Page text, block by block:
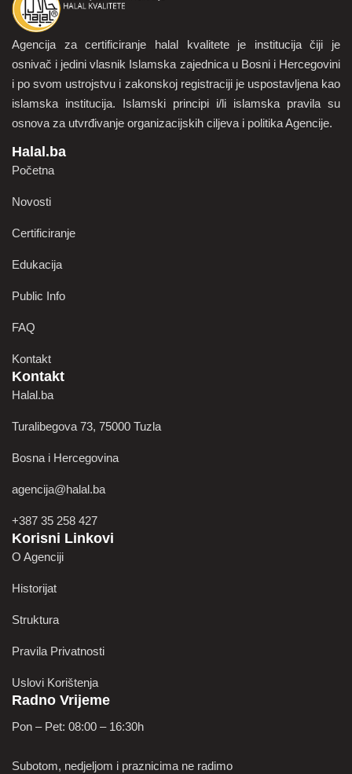
Agencija za certificiranje halal kvalitete je institucija čiji je
osnivač i jedini vlasnik Islamska zajednica u Bosni i Hercegovini
i po svom ustrojstvu i zakonskoj registraciji je uspostavljena kao
islamska institucija. Islamski principi i/li islamska pravila su
osnova za utvrđivanje organizacijskih ciljeva i politika Agencije.
Halal.ba
Početna
Novosti
Certificiranje
Edukacija
Public Info
FAQ
Kontakt
Kontakt
Halal.ba
Turalibegova 73, 75000 Tuzla
Bosna i Hercegovina
agencija@halal.ba
+387 35 258 427
Korisni Linkovi
O Agenciji
Historijat
Struktura
Pravila Privatnosti
Uslovi Korištenja
Radno Vrijeme
Pon – Pet: 08:00 – 16:30h
Subotom, nedjeljom i praznicima ne radimo